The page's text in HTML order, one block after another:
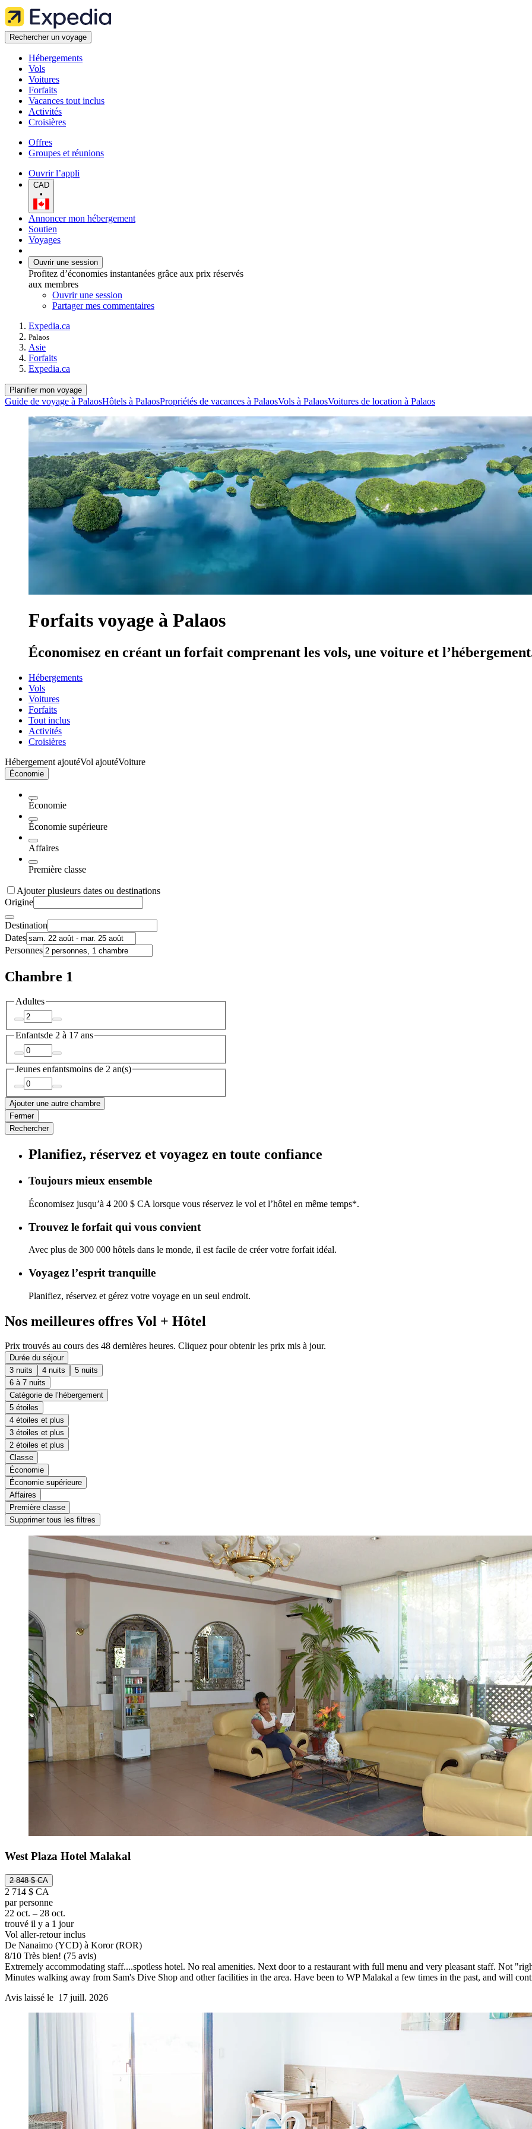
Rechercher un voyage
Hébergements
Vols
Voitures
Forfaits
Vacances tout inclus
Activités
Croisières
Offres
Groupes et réunions
Ouvrir l’appli
CAD
•
Annoncer mon hébergement
Soutien
Voyages
Ouvrir une session
Profitez d’économies instantanées grâce aux prix réservés
aux membres
Ouvrir une session
Partager mes commentaires
Expedia.ca
Palaos
Asie
Forfaits
Expedia.ca
Planifier mon voyage
Guide de voyage à PalaosHôtels à PalaosPropriétés de vacances à PalaosVols à PalaosVoitures de location à Palaos
Forfaits voyage à Palaos
Économisez en créant un forfait comprenant les vols, une voiture et
Hébergements
Vols
Voitures
Forfaits
Tout inclus
Activités
Croisières
Hébergement ajoutéVol ajoutéVoiture
Économie
Économie
Économie supérieure
Affaires
Première classe
Ajouter plusieurs dates ou destinations
Origine
Destination
Dates
Personnes
Chambre 1
Adultes
Enfantsde 2 à 17 ans
Jeunes enfantsmoins de 2 an(s)
Ajouter une autre chambre
Fermer
Rechercher
Planifiez, réservez et voyagez en toute confiance
Toujours mieux ensemble
Économisez jusqu’à 4 200 $ CA lorsque vous réservez le vol et l’hôtel en même temps*.
Trouvez le forfait qui vous convient
Avec plus de 300 000 hôtels dans le monde, il est facile de créer votre forfait idéal.
Voyagez l’esprit tranquille
Planifiez, réservez et gérez votre voyage en un seul endroit.
Nos meilleures offres Vol + Hôtel
Prix trouvés au cours des 48 dernières heures. Cliquez pour obtenir les prix mis à jour.
Durée du séjour
3 nuits
4 nuits
5 nuits
6 à 7 nuits
Catégorie de l’hébergement
5 étoiles
4 étoiles et plus
3 étoiles et plus
2 étoiles et plus
Classe
Économie
Économie supérieure
Affaires
Première classe
Supprimer tous les filtres
West Plaza Hotel Malakal
2 848 $ CA
2 714 $ CA
par personne
22 oct. – 28 oct.
trouvé il y a 1 jour
Vol aller-retour inclus
De Nanaimo (YCD) à Koror (ROR)
8/10 Très bien! (75 avis)
Extremely accommodating staff....spotless hotel. No real amenities. Next door to a restaurant with full menu and very pleasant staff. Not
Minutes walking away from Sam's Dive Shop and other facilities in the area. Have been to WP Malakal a few times in the past, and will
Avis laissé le 17 juill. 2026